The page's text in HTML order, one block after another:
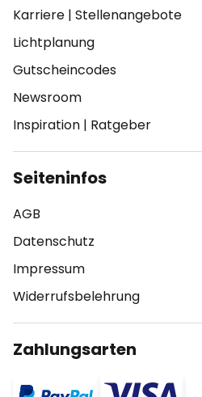
Karriere | Stellenangebote
Lichtplanung
Gutscheincodes
Newsroom
Inspiration | Ratgeber
Seiteninfos
AGB
Datenschutz
Impressum
Widerrufsbelehrung
Zahlungsarten